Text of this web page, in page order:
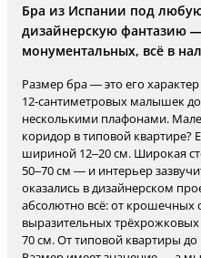
Бра из Испании под
дизайнерскую фантазию
монументальных, всё в
Размер бра — это его
12-сантиметровых малышек
несколькими плафонами.
коридор в типовой квартире?
шириной 12–20 см. Широкая
50–70 см — и интерьер
оказались в дизайнерском
абсолютно всё: от крошечных
выразительных
70 см. От типовой квартиры